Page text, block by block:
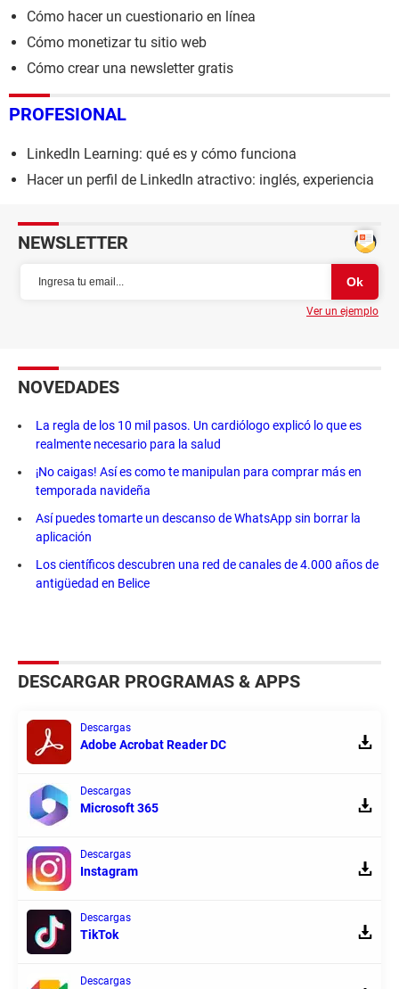
Cómo hacer un cuestionario en línea
Cómo monetizar tu sitio web
Cómo crear una newsletter gratis
PROFESIONAL
LinkedIn Learning: qué es y cómo funciona
Hacer un perfil de LinkedIn atractivo: inglés, experiencia
NEWSLETTER
Ver un ejemplo
NOVEDADES
La regla de los 10 mil pasos. Un cardiólogo explicó lo que es
realmente necesario para la salud
¡No caigas! Así es como te manipulan para comprar más en
temporada navideña
Así puedes tomarte un descanso de WhatsApp sin borrar la
aplicación
Los científicos descubren una red de canales de 4.000 años de
antigüedad en Belice
DESCARGAR PROGRAMAS & APPS
Descargas
Adobe Acrobat Reader DC
Descargas
Microsoft 365
Descargas
Instagram
Descargas
TikTok
Descargas